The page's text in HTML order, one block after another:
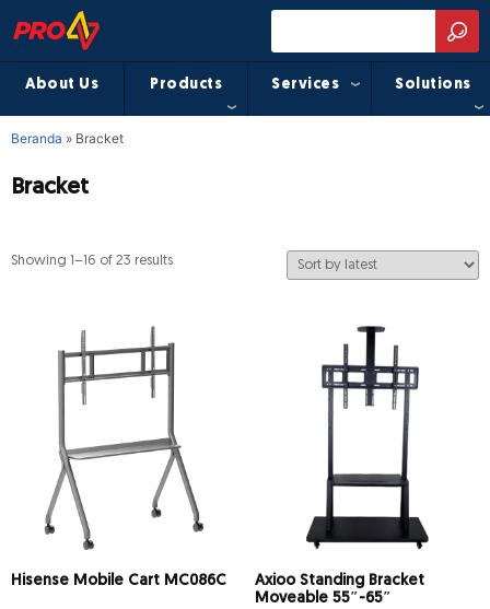
About Us Products Services Solutions
Beranda » Bracket
Bracket
Showing 1–16 of 23 results
Hisense Mobile Cart MC086C
Axioo Standing Bracket
Moveable 55″-65″